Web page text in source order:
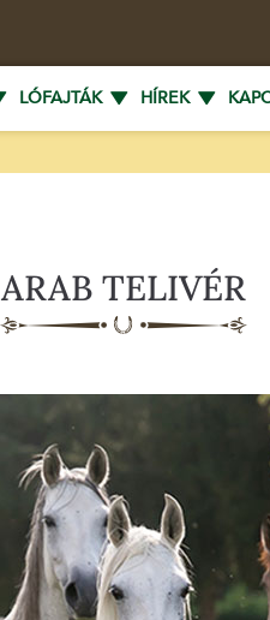
LÓFAJTÁK HÍREK
ARAB TELIVÉR